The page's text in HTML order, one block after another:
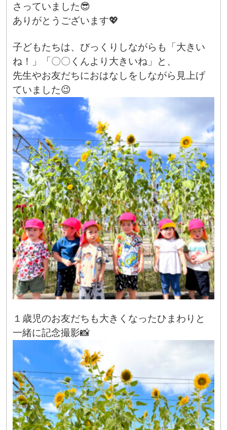
さっていました😎
ありがとうございます💖
子どもたちは、びっくりしながらも「大きい
ね！」「〇〇くんより大きいね」と、
先生やお友だちにおはなしをしながら見上げ
ていました😉
１歳児のお友だちも大きくなったひまわりと
一緒に記念撮影📸